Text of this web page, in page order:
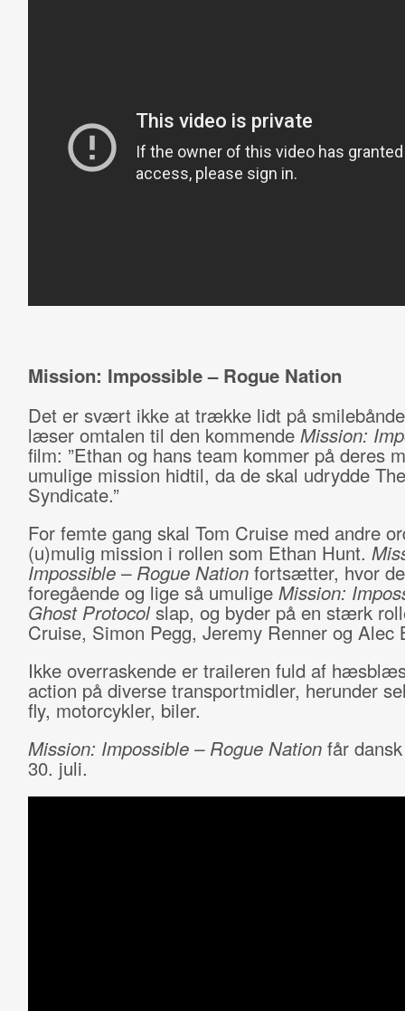
Mission: Impossible – Rogue Nation
Det er svært ikke at trække lidt på
læser omtalen til den kommende Mission:
film: ”Ethan og hans team kommer på deres
umulige mission hidtil, da de skal udrydde The
Syndicate.”
For femte gang skal Tom Cruise med andre
(u)mulig mission i rollen som Ethan Hunt.
Impossible – Rogue Nationfortsætter, hvor
foregående og lige så umulige Mission:
Ghost Protocolslap, og byder på en stærk
Cruise, Simon Pegg, Jeremy Renner og Alec
Ikke overraskende er traileren fuld af
action på diverse transportmidler, herunder
fly, motorcykler, biler.
Mission: Impossible – Rogue Nationfår
30. juli.